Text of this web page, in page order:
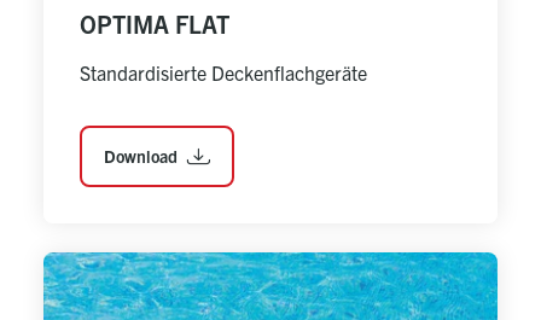
OPTIMA FLAT
Standardisierte Deckenflachgeräte
Download